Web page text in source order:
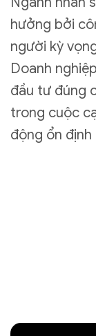
hưởng bởi
người kỳ
Doanh
đầu tư đúng
trong cuộc
động ổn